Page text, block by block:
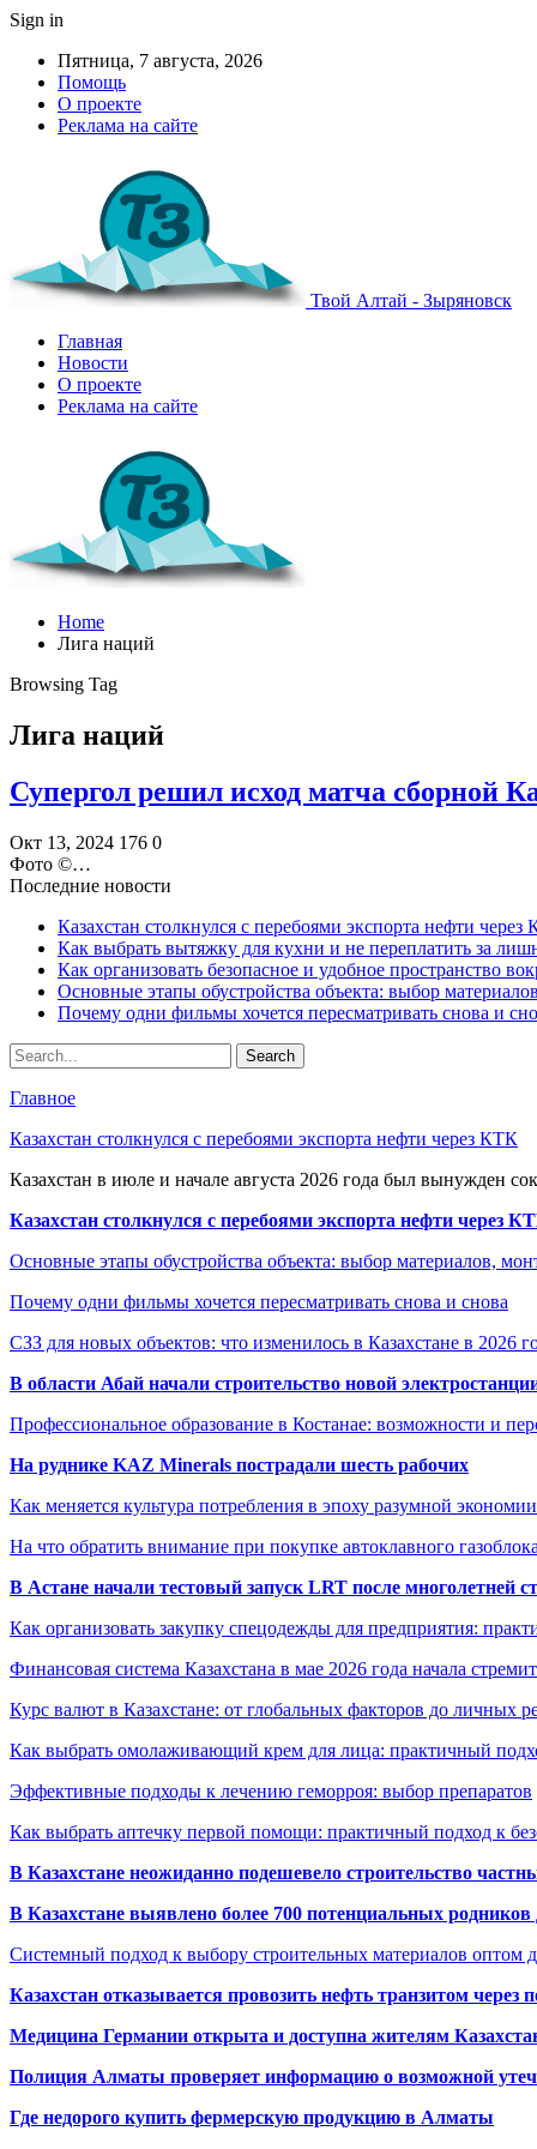
Sign in
Пятница, 7 августа, 2026
Помощь
О проекте
Реклама на сайте
Твой Алтай - Зыряновск
Главная
Новости
О проекте
Реклама на сайте
Home
Лига наций
Browsing Tag
Лига наций
Супергол решил исход матча сборной
Окт 13, 2024 176 0
Фото ©️…
Последние новости
Казахстан столкнулся с перебоями экспорта нефти через
Как выбрать вытяжку для кухни и не переплатить за
Как организовать безопасное и удобное пространство
Основные этапы обустройства объекта: выбор
Почему одни фильмы хочется пересматривать снова и
Главное
Казахстан столкнулся с перебоями экспорта нефти через КТК
Казахстан в июле и начале августа 2026 года был вынужден
Казахстан столкнулся с перебоями экспорта нефти через
Основные этапы обустройства объекта: выбор материалов,
Почему одни фильмы хочется пересматривать снова и снова
СЗЗ для новых объектов: что изменилось в Казахстане в 2026
В области Абай начали строительство новой
Профессиональное образование в Костанае: возможности и
На руднике KAZ Minerals пострадали шесть рабочих
Как меняется культура потребления в эпоху разумной экономии
На что обратить внимание при покупке автоклавного
В Астане начали тестовый запуск LRT после многолетней
Как организовать закупку спецодежды для предприятия:
Финансовая система Казахстана в мае 2026 года начала
Курс валют в Казахстане: от глобальных факторов до личных
Как выбрать омолаживающий крем для лица: практичный
Эффективные подходы к лечению геморроя: выбор препаратов
Как выбрать аптечку первой помощи: практичный подход к
В Казахстане неожиданно подешевело строительство
В Казахстане выявлено более 700 потенциальных
Системный подход к выбору строительных материалов оптом
Казахстан отказывается провозить нефть транзитом через
Медицина Германии открыта и доступна жителям
Полиция Алматы проверяет информацию о возможной
Где недорого купить фермерскую продукцию в Алматы